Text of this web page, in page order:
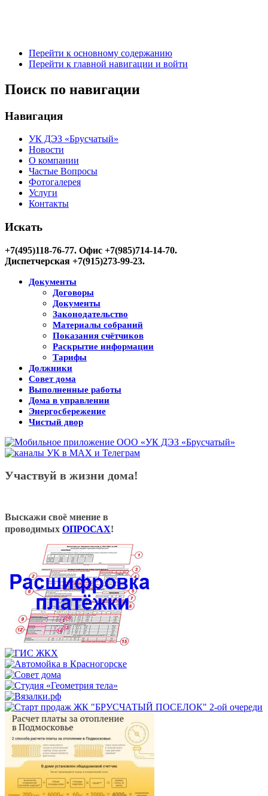
Перейти к основному содержанию
Перейти к главной навигации и войти
Поиск по навигации
Навигация
УК ДЭЗ «Брусчатый»
Новости
О компании
Частые Вопросы
Фотогалерея
Услуги
Контакты
Искать
+7(495)118-76-77. Офис +7(985)714-14-70.
Диспетчерская +7(915)273-99-23.
Документы
Договоры
Документы
Законодательство
Материалы собраний
Показания счётчиков
Раскрытие информации
Тарифы
Должники
Совет дома
Выполненные работы
Дома в управлении
Энергосбережение
Чистый двор
Участвуй в жизни дома!
Выскажи своё мнение в
проводимых ОПРОСАХ!